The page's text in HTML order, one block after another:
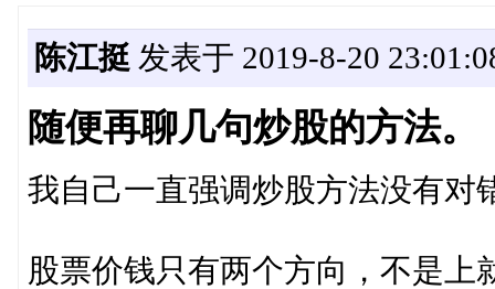
陈江挺 发表于 2019-8-20
随便再聊几句炒股的方法。
我自己一直强调炒股方法没有对
股票价钱只有两个方向，不是上